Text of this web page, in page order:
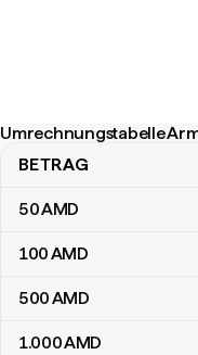
Umrechnungstabelle
Umrechnungstabelle
BETRAG
50AMD
100AMD
500AMD
1.000AMD